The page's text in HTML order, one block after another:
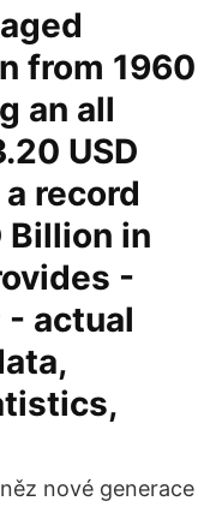
from 1960
an all
USD
record
Billion in
-
- actual
nové generace